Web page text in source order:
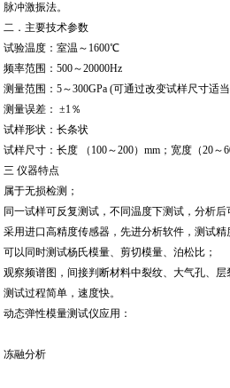
脉冲激振法。
二．主要技术参数
试验温度：室温～1600℃
频率范围：500～20000Hz
测量范围：5～300GPa (可通过改变试样尺寸适
测量误差： ±1％
试样形状：长条状
试样尺寸：长度 （100～200）mm；宽度（20～
三 仪器特点
属于无损检测；
同一试样可反复测试，不同温度下测试，分析后
采用进口高精度传感器，先进分析软件，测试精
可以同时测试杨氏模量、剪切模量、泊松比；
观察频谱图，间接判断材料中裂纹、大气孔、层
测试过程简单，速度快。
动态弹性模量测试仪应用：
冻融分析